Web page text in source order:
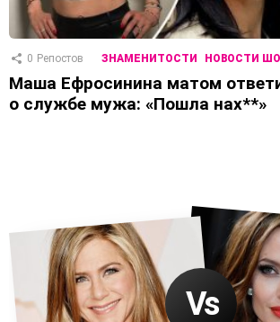
0 Репостов ЗНАМЕНИТОСТИ НОВОСТИ
Маша Ефросинина матом
о службе мужа: «Пошла нах**»